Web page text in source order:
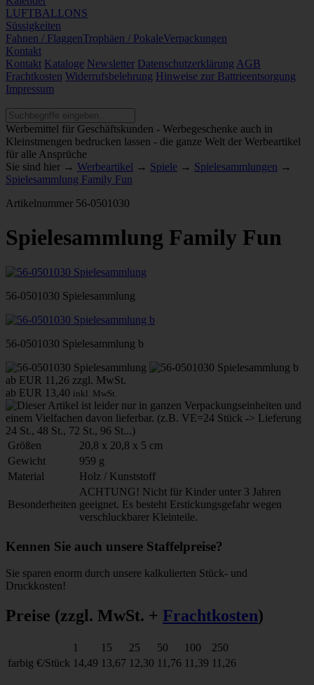
LUFTBALLONS
Süssigkeiten
Fahnen / FlaggenTrophäen / PokaleVerpackungen
Kontakt
Kontakt Kataloge Newsletter Datenschutzerklärung AGB
Frachtkosten Widerrufsbelehrung Hinweise zur Battrieentsorgung
Impressum
Werbemittel für Geschäftskunden - Werbegeschenke auch in
Kleinstmengen bedrucken lassen - die ganze Welt der Werbeartikel
für alle Ansprüche
Sie sind hier → Werbeartikel → Spiele → Spielesammlungen →
Spielesammlung Family Fun
Artikelnummer 56-0501030
Spielesammlung Family Fun
56-0501030 Spielesammlung
56-0501030 Spielesammlung b
ab EUR 11,26 zzgl. MwSt.
ab EUR 13,40 inkl. MwSt.
Größen
20,8 x 20,8 x 5 cm
Gewicht
959 g
Material
Holz / Kunststoff
Besonderheiten
ACHTUNG! Nicht für Kinder unter 3 Jahren
geeignet. Es besteht Erstickungsgefahr wegen
verschluckbarer Kleinteile.
Kennen Sie auch unsere Staffelpreise?
Sie sparen enorm durch unsere kalkulierten Stück- und
Druckkosten!
Preise (zzgl. MwSt. + Frachtkosten)
1 15 25 50 100
250
farbig €/Stück 14,49 13,67 12,30 11,76 11,39 11,26